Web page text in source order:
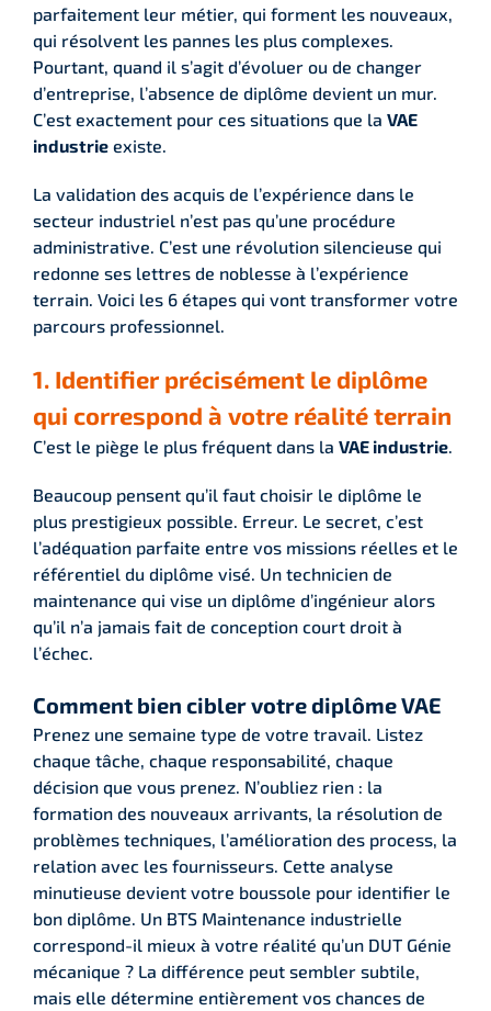
parfaitement leur métier, qui forment les nouveaux,
qui résolvent les pannes les plus complexes.
Pourtant, quand il s’agit d’évoluer ou de changer
d’entreprise, l’absence de diplôme devient un mur.
C’est exactement pour ces situations que la VAE
industrie existe.
La validation des acquis de l’expérience dans le
secteur industriel n’est pas qu’une procédure
administrative. C’est une révolution silencieuse qui
redonne ses lettres de noblesse à l’expérience
terrain. Voici les 6 étapes qui vont transformer votre
parcours professionnel.
1. Identifier précisément le diplôme
qui correspond à votre réalité terrain
C’est le piège le plus fréquent dans la VAE industrie
Beaucoup pensent qu’il faut choisir le diplôme le
plus prestigieux possible. Erreur. Le secret, c’est
l’adéquation parfaite entre vos missions réelles et le
référentiel du diplôme visé. Un technicien de
maintenance qui vise un diplôme d’ingénieur alors
qu’il n’a jamais fait de conception court droit à
l’échec.
Comment bien cibler votre diplôme VAE
Prenez une semaine type de votre travail. Listez
chaque tâche, chaque responsabilité, chaque
décision que vous prenez. N’oubliez rien : la
formation des nouveaux arrivants, la résolution de
problèmes techniques, l’amélioration des process, la
relation avec les fournisseurs. Cette analyse
minutieuse devient votre boussole pour identifier le
bon diplôme. Un BTS Maintenance industrielle
correspond-il mieux à votre réalité qu’un DUT Génie
mécanique ? La différence peut sembler subtile,
mais elle détermine entièrement vos chances de